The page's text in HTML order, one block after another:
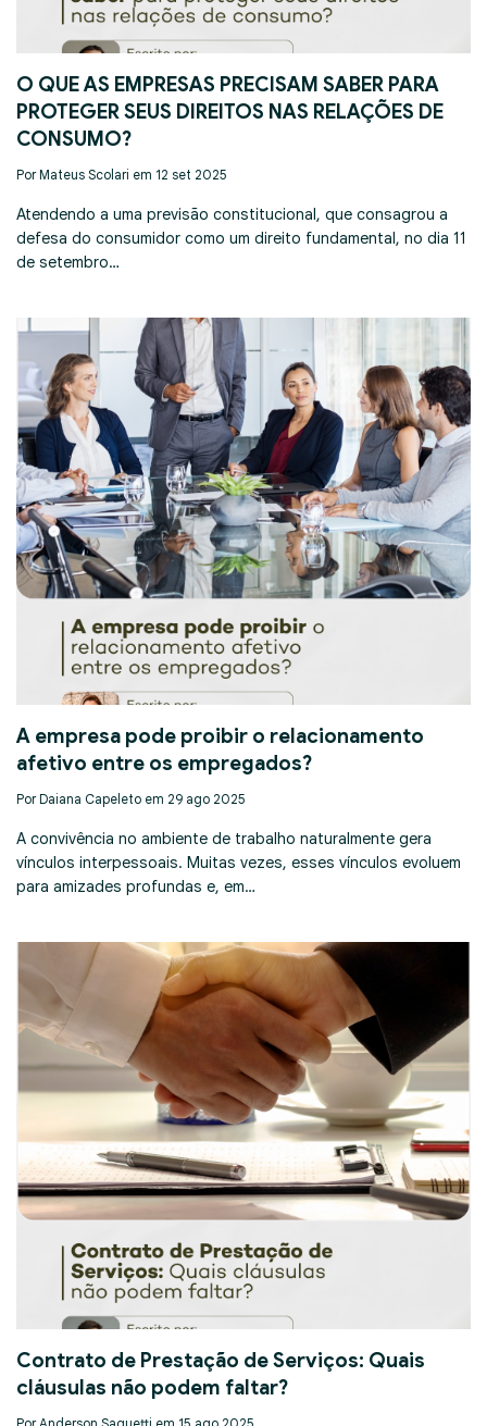
O QUE AS EMPRESAS PRECISAM SABER PARA
PROTEGER SEUS DIREITOS NAS RELAÇÕES DE
CONSUMO?
Por Mateus Scolari em 12 set 2025
Atendendo a uma previsão constitucional, que consagrou a
defesa do consumidor como um direito fundamental, no dia 11
de setembro…
A empresa pode proibir o relacionamento
afetivo entre os empregados?
Por Daiana Capeleto em 29 ago 2025
A convivência no ambiente de trabalho naturalmente gera
vínculos interpessoais. Muitas vezes, esses vínculos evoluem
para amizades profundas e, em…
Contrato de Prestação de Serviços: Quais
cláusulas não podem faltar?